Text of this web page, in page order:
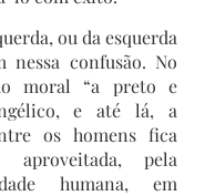
ou da esquerda
confusão. No
moral “a preto e
e até lá, a
os homens fica
pela
humana, em